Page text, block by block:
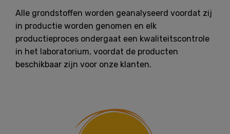
Alle grondstoffen worden geanalyseerd voordat zij
in productie worden genomen en elk
productieproces ondergaat een kwaliteitscontrole
in het laboratorium, voordat de producten
beschikbaar zijn voor onze klanten.